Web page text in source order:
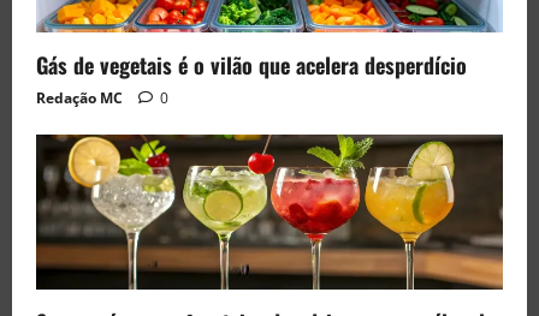
Gás de vegetais é o vilão que acelera desperdício
Redação MC 0